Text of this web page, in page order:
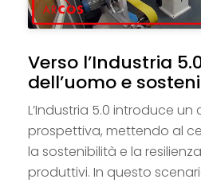
Verso l’Industria
dell’uomo e
L’Industria 5.0 introduce
prospettiva, mettendo al
la sostenibilità e la
produttivi. In questo